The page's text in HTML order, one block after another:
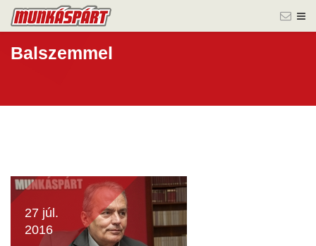
Balszemmel
27 júl.
2016